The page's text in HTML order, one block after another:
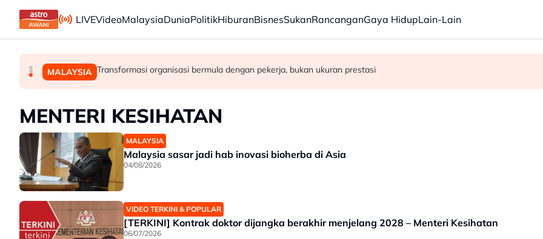
Skip to main content
LIVEVideoMalaysiaDuniaPolitikHiburanBisnesSukanRancanganGaya HidupLain-Lain
MALAYSIA Takut bersuara boleh jejas usaha banteras rasuah - Syed Ahmad Idid
DUNIA Lapan negara kecam serangan Israel terhadap kemudahan kesihatan, infrastruktur awam di Gaza
MALAYSIA Transformasi organisasi bermula dengan pekerja, bukan ukuran prestasi
MENTERI KESIHATAN
MALAYSIA
Malaysia sasar jadi hab inovasi bioherba di Asia
04/08/2026
VIDEO TERKINI & POPULAR
[TERKINI] Kontrak doktor dijangka berakhir menjelang 2028 – Menteri Kesihatan
06/07/2026